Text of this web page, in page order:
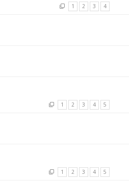
1 2 3 4
1 2 3 4 5
1 2 3 4 5